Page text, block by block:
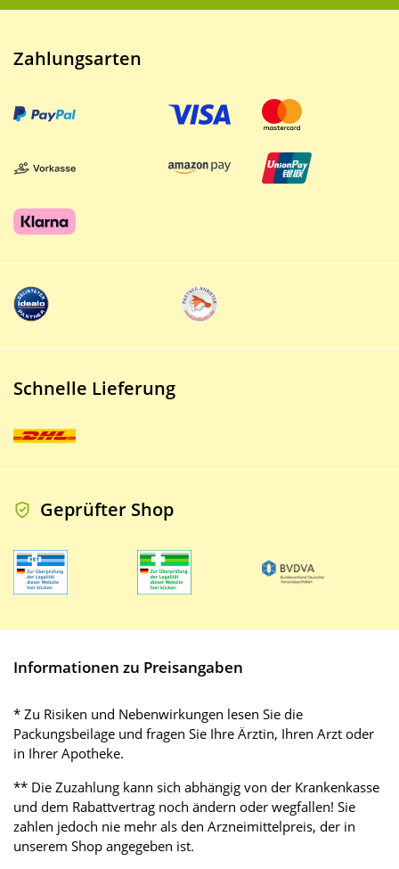
Zahlungsarten
Schnelle Lieferung
Geprüfter Shop
Informationen zu Preisangaben
* Zu Risiken und Nebenwirkungen lesen Sie die
Packungsbeilage und fragen Sie Ihre Ärztin, Ihren Arzt oder
in Ihrer Apotheke.
** Die Zuzahlung kann sich abhängig von der Krankenkasse
und dem Rabattvertrag noch ändern oder wegfallen! Sie
zahlen jedoch nie mehr als den Arzneimittelpreis, der in
unserem Shop angegeben ist.